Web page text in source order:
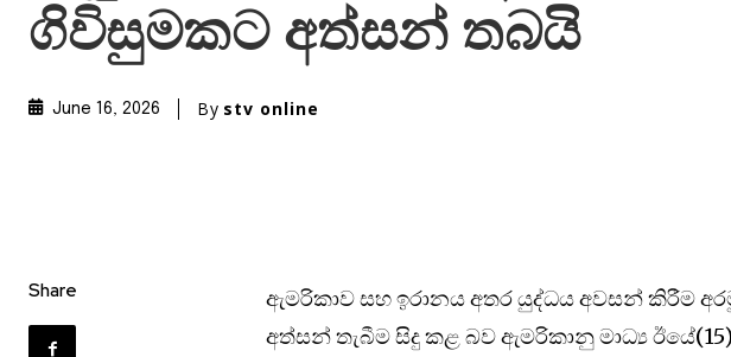
ගිවිසුමකට අත්සන් තබයි
June 16, 2026 By stv online
Share
ඇමරිකාව සහ ඉරානය අතර යුද්ධය අවසන් කිරීම
අත්සන් තැබීම සිදු කළ බව ඇමරිකානු මාධ්‍ය